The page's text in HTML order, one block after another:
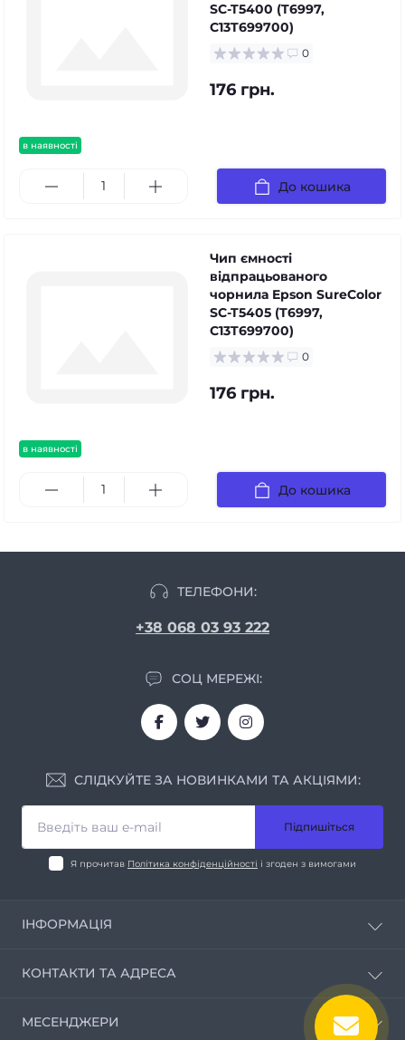
в наявності
SC-T5400 (T6997,
C13T699700)
0
176 грн.
До кошика
в наявності
Чип ємності
відпрацьованого
чорнила Epson SureColor
SC-T5405 (T6997,
C13T699700)
0
176 грн.
До кошика
ТЕЛЕФОНИ:
+38 068 03 93 222
СОЦ МЕРЕЖІ:
СЛІДКУЙТЕ ЗА НОВИНКАМИ ТА АКЦІЯМИ:
Підпишіться
Я прочитав Політика конфіденційності і згоден з вимогами
ІНФОРМАЦІЯ
Умови співпраці
Контакти
КОНТАКТИ ТА АДРЕСА
МЕСЕНДЖЕРИ